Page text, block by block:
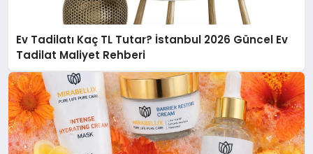
Ev Tadilatı Kaç TL Tutar? İstanbul 2026 Güncel Ev
Tadilat Maliyet Rehberi